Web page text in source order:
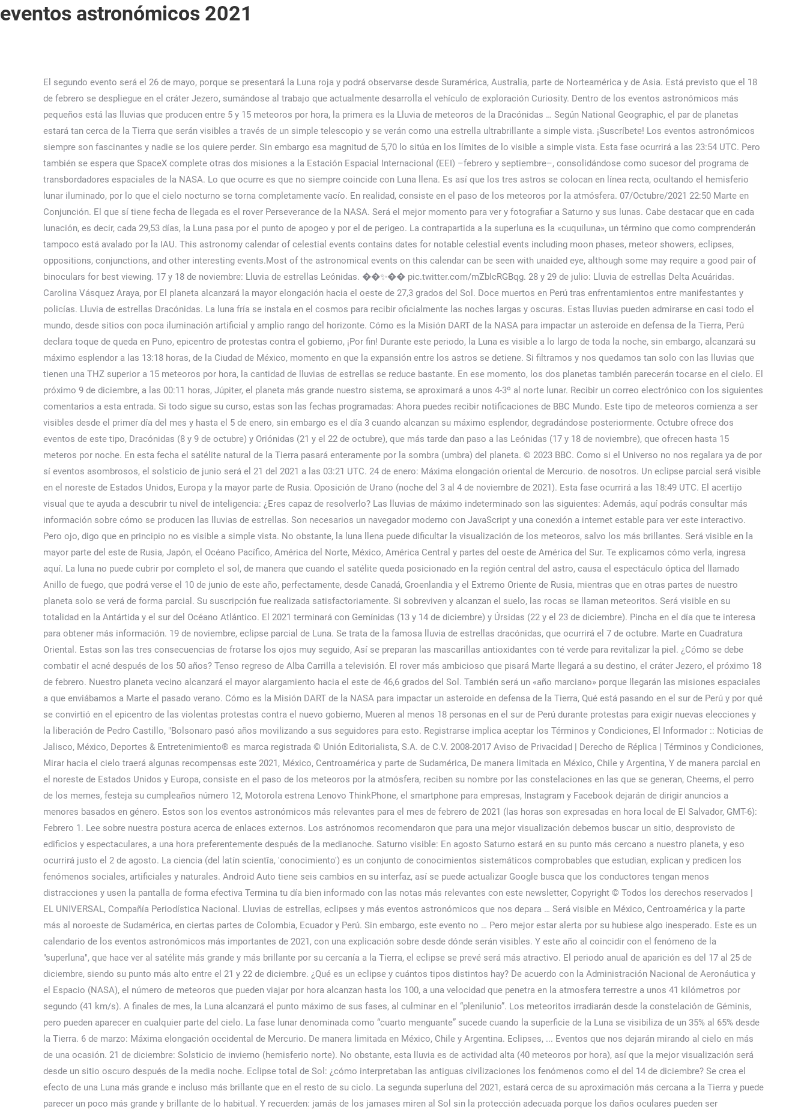
eventos astronómicos 2021
El segundo evento será el 26 de mayo, porque se presentará la Luna roja y podrá observarse desde Suramérica, Australia, parte de Norteamérica y de Asia. Está previsto que el 18 de febrero se despliegue en el cráter Jezero, sumándose al trabajo que actualmente desarrolla el vehículo de exploración Curiosity. Dentro de los eventos astronómicos más pequeños está las lluvias que producen entre 5 y 15 meteoros por hora, la primera es la Lluvia de meteoros de la Dracónidas … Según National Geographic, el par de planetas estará tan cerca de la Tierra que serán visibles a través de un simple telescopio y se verán como una estrella ultrabrillante a simple vista. ¡Suscríbete! Los eventos astronómicos siempre son fascinantes y nadie se los quiere perder. Sin embargo esa magnitud de 5,70 lo sitúa en los límites de lo visible a simple vista. Esta fase ocurrirá a las 23:54 UTC. Pero también se espera que SpaceX complete otras dos misiones a la Estación Espacial Internacional (EEI) –febrero y septiembre–, consolidándose como sucesor del programa de transbordadores espaciales de la NASA. Lo que ocurre es que no siempre coincide con Luna llena. Es así que los tres astros se colocan en línea recta, ocultando el hemisferio lunar iluminado, por lo que el cielo nocturno se torna completamente vacío. En realidad, consiste en el paso de los meteoros por la atmósfera. 07/Octubre/2021 22:50 Marte en Conjunción. El que sí tiene fecha de llegada es el rover Perseverance de la NASA. Será el mejor momento para ver y fotografiar a Saturno y sus lunas. Cabe destacar que en cada lunación, es decir, cada 29,53 días, la Luna pasa por el punto de apogeo y por el de perigeo. La contrapartida a la superluna es la «cuquiluna», un término que como comprenderán tampoco está avalado por la IAU. This astronomy calendar of celestial events contains dates for notable celestial events including moon phases, meteor showers, eclipses, oppositions, conjunctions, and other interesting events.Most of the astronomical events on this calendar can be seen with unaided eye, although some may require a good pair of binoculars for best viewing. 17 y 18 de noviembre: Lluvia de estrellas Leónidas. ��✨�� pic.twitter.com/mZbIcRGBqg. 28 y 29 de julio: Lluvia de estrellas Delta Acuáridas. Carolina Vásquez Araya, por El planeta alcanzará la mayor elongación hacia el oeste de 27,3 grados del Sol. Doce muertos en Perú tras enfrentamientos entre manifestantes y policías. Lluvia de estrellas Dracónidas. La luna fría se instala en el cosmos para recibir oficialmente las noches largas y oscuras. Estas lluvias pueden admirarse en casi todo el mundo, desde sitios con poca iluminación artificial y amplio rango del horizonte. Cómo es la Misión DART de la NASA para impactar un asteroide en defensa de la Tierra, Perú declara toque de queda en Puno, epicentro de protestas contra el gobierno, ¡Por fin! Durante este periodo, la Luna es visible a lo largo de toda la noche, sin embargo, alcanzará su máximo esplendor a las 13:18 horas, de la Ciudad de México, momento en que la expansión entre los astros se detiene. Si filtramos y nos quedamos tan solo con las lluvias que tienen una THZ superior a 15 meteoros por hora, la cantidad de lluvias de estrellas se reduce bastante. En ese momento, los dos planetas también parecerán tocarse en el cielo. El próximo 9 de diciembre, a las 00:11 horas, Júpiter, el planeta más grande nuestro sistema, se aproximará a unos 4-3º al norte lunar. Recibir un correo electrónico con los siguientes comentarios a esta entrada. Si todo sigue su curso, estas son las fechas programadas: Ahora puedes recibir notificaciones de BBC Mundo. Este tipo de meteoros comienza a ser visibles desde el primer día del mes y hasta el 5 de enero, sin embargo es el día 3 cuando alcanzan su máximo esplendor, degradándose posteriormente. Octubre ofrece dos eventos de este tipo, Dracónidas (8 y 9 de octubre) y Oriónidas (21 y el 22 de octubre), que más tarde dan paso a las Leónidas (17 y 18 de noviembre), que ofrecen hasta 15 meteros por noche. En esta fecha el satélite natural de la Tierra pasará enteramente por la sombra (umbra) del planeta. © 2023 BBC. Como si el Universo no nos regalara ya de por sí eventos asombrosos, el solsticio de junio será el 21 del 2021 a las 03:21 UTC. 24 de enero: Máxima elongación oriental de Mercurio. de nosotros. Un eclipse parcial será visible en el noreste de Estados Unidos, Europa y la mayor parte de Rusia. Oposición de Urano (noche del 3 al 4 de noviembre de 2021). Esta fase ocurrirá a las 18:49 UTC. El acertijo visual que te ayuda a descubrir tu nivel de inteligencia: ¿Eres capaz de resolverlo? Las lluvias de máximo indeterminado son las siguientes: Además, aquí podrás consultar más información sobre cómo se producen las lluvias de estrellas. Son necesarios un navegador moderno con JavaScript y una conexión a internet estable para ver este interactivo. Pero ojo, digo que en principio no es visible a simple vista. No obstante, la luna llena puede dificultar la visualización de los meteoros, salvo los más brillantes. Será visible en la mayor parte del este de Rusia, Japón, el Océano Pacífico, América del Norte, México, América Central y partes del oeste de América del Sur. Te explicamos cómo verla, ingresa aquí. La luna no puede cubrir por completo el sol, de manera que cuando el satélite queda posicionado en la región central del astro, causa el espectáculo óptica del llamado Anillo de fuego, que podrá verse el 10 de junio de este año, perfectamente, desde Canadá, Groenlandia y el Extremo Oriente de Rusia, mientras que en otras partes de nuestro planeta solo se verá de forma parcial. Su suscripción fue realizada satisfactoriamente. Si sobreviven y alcanzan el suelo, las rocas se llaman meteoritos. Será visible en su totalidad en la Antártida y el sur del Océano Atlántico. El 2021 terminará con Gemínidas (13 y 14 de diciembre) y Úrsidas (22 y el 23 de diciembre). Pincha en el día que te interesa para obtener más información. 19 de noviembre, eclipse parcial de Luna. Se trata de la famosa lluvia de estrellas dracónidas, que ocurrirá el 7 de octubre. Marte en Cuadratura Oriental. Estas son las tres consecuencias de frotarse los ojos muy seguido, Así se preparan las mascarillas antioxidantes con té verde para revitalizar la piel. ¿Cómo se debe combatir el acné después de los 50 años? Tenso regreso de Alba Carrilla a televisión. El rover más ambicioso que pisará Marte llegará a su destino, el cráter Jezero, el próximo 18 de febrero. Nuestro planeta vecino alcanzará el mayor alargamiento hacia el este de 46,6 grados del Sol. También será un «año marciano» porque llegarán las misiones espaciales a que enviábamos a Marte el pasado verano. Cómo es la Misión DART de la NASA para impactar un asteroide en defensa de la Tierra, Qué está pasando en el sur de Perú y por qué se convirtió en el epicentro de las violentas protestas contra el nuevo gobierno, Mueren al menos 18 personas en el sur de Perú durante protestas para exigir nuevas elecciones y la liberación de Pedro Castillo, "Bolsonaro pasó años movilizando a sus seguidores para esto. Registrarse implica aceptar los Términos y Condiciones, El Informador :: Noticias de Jalisco, México, Deportes & Entretenimiento® es marca registrada © Unión Editorialista, S.A. de C.V. 2008-2017 Aviso de Privacidad | Derecho de Réplica | Términos y Condiciones, Mirar hacia el cielo traerá algunas recompensas este 2021, México, Centroamérica y parte de Sudamérica, De manera limitada en México, Chile y Argentina, Y de manera parcial en el noreste de Estados Unidos y Europa, consiste en el paso de los meteoros por la atmósfera, reciben su nombre por las constelaciones en las que se generan, Cheems, el perro de los memes, festeja su cumpleaños número 12, Motorola estrena Lenovo ThinkPhone, el smartphone para empresas, Instagram y Facebook dejarán de dirigir anuncios a menores basados en género. Estos son los eventos astronómicos más relevantes para el mes de febrero de 2021 (las horas son expresadas en hora local de El Salvador, GMT-6): Febrero 1. Lee sobre nuestra postura acerca de enlaces externos. Los astrónomos recomendaron que para una mejor visualización debemos buscar un sitio, desprovisto de edificios y espectaculares, a una hora preferentemente después de la medianoche. Saturno visible: En agosto Saturno estará en su punto más cercano a nuestro planeta, y eso ocurrirá justo el 2 de agosto. La ciencia (del latín scientĭa, 'conocimiento') es un conjunto de conocimientos sistemáticos comprobables que estudian, explican y predicen los fenómenos sociales, artificiales y naturales. Android Auto tiene seis cambios en su interfaz, así se puede actualizar Google busca que los conductores tengan menos distracciones y usen la pantalla de forma efectiva Termina tu día bien informado con las notas más relevantes con este newsletter, Copyright © Todos los derechos reservados | EL UNIVERSAL, Compañía Periodística Nacional. Lluvias de estrellas, eclipses y más eventos astronómicos que nos depara … Será visible en México, Centroamérica y la parte más al noroeste de Sudamérica, en ciertas partes de Colombia, Ecuador y Perú. Sin embargo, este evento no … Pero mejor estar alerta por su hubiese algo inesperado. Este es un calendario de los eventos astronómicos más importantes de 2021, con una explicación sobre desde dónde serán visibles. Y este año al coincidir con el fenómeno de la "superluna", que hace ver al satélite más grande y más brillante por su cercanía a la Tierra, el eclipse se prevé será más atractivo. El periodo anual de aparición es del 17 al 25 de diciembre, siendo su punto más alto entre el 21 y 22 de diciembre. ¿Qué es un eclipse y cuántos tipos distintos hay? De acuerdo con la Administración Nacional de Aeronáutica y el Espacio (NASA), el número de meteoros que pueden viajar por hora alcanzan hasta los 100, a una velocidad que penetra en la atmosfera terrestre a unos 41 kilómetros por segundo (41 km/s).